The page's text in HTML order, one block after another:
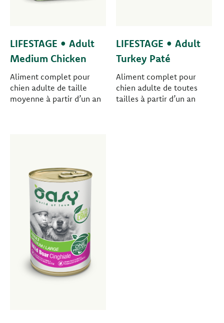
LIFESTAGE • Adult
Medium Chicken
Aliment complet pour
chien adulte de taille
moyenne à partir d’un an
LIFESTAGE • Adult
Turkey Paté
Aliment complet pour
chien adulte de toutes
tailles à partir d’un an